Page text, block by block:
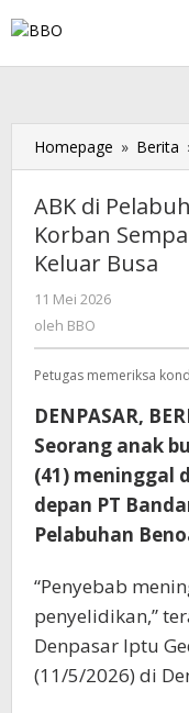
ke
Homepage » Berita
ABK di
Korban
Keluar Busa
11 Mei 2026
oleh BBO
Petugas memeriksa
DENPASAR,
Seorang anak
(41) meninggal
depan PT
Pelabuhan
“Penyebab
penyelidikan,”
Denpasar Iptu
(11/5/2026) di